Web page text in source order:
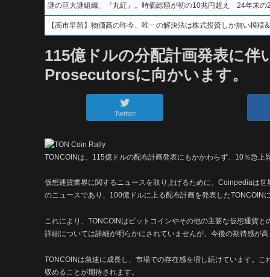
謎の巨大謎組織、『丸紅』。時価総額が初の10兆円超え 24年末の
【高市早苗】物価高の昨今、唯一の解決法は株式投資しか無い模
115億ドルの分配計画発表に伴
Prosecutorsに向かいます。
Twitter
TONCOINは、115億ドルの配布計画発表にもかかわらず、10％急上
仮想通貨業界に関するニュースを取り上げるために、Coinpediaは
のニュースであり、100億ドルに上る配布計画を発表した
これにより、TONCOINはビットコインやその他の主要な仮想通貨
詳細については詳細が明らかにされていませんが、今後の期待感が
TONCOINは急速に成長し、市場での存在感を増し続けています。
収めることが期待されます。